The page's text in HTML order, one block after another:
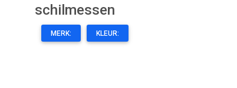
schilmessen
MERK: KLEUR: